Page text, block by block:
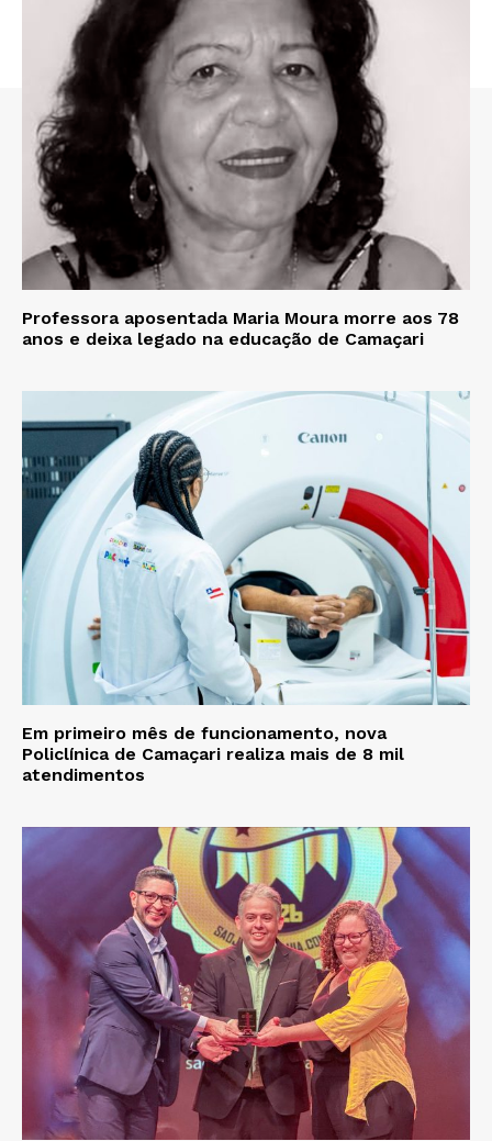
Professora aposentada Maria Moura morre aos 78
anos e deixa legado na educação de Camaçari
Em primeiro mês de funcionamento, nova
Policlínica de Camaçari realiza mais de 8 mil
atendimentos